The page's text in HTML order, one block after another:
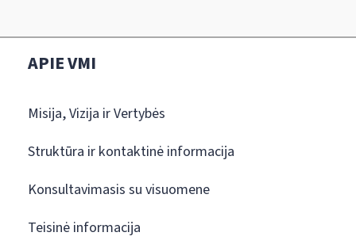
APIE VMI
Misija, Vizija ir Vertybės
Struktūra ir kontaktinė informacija
Konsultavimasis su visuomene
Teisinė informacija